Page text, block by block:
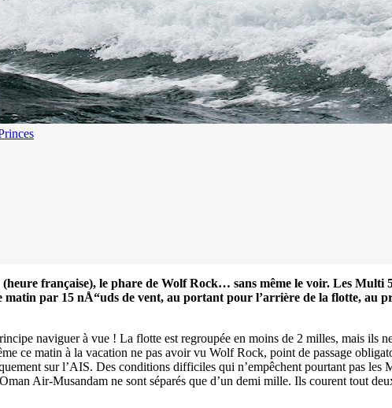
13Mar
Records,Vitesse absolue
SP80 franchit la barre mythique des
française), le phare de Wolf Rock… sans même le voir. Les Multi
matin par 15 nÅ“uds de vent, au portant pour l’arrière de la flotte,
naviguer à vue ! La flotte est regroupée en moins de 2 milles, mais ils
ce matin à la vacation ne pas avoir vu Wolf Rock, point de passage
sur l’AIS. Des conditions difficiles qui n’empêchent pourtant pas
Air-Musandam ne sont séparés que d’un demi mille. Ils courent tout